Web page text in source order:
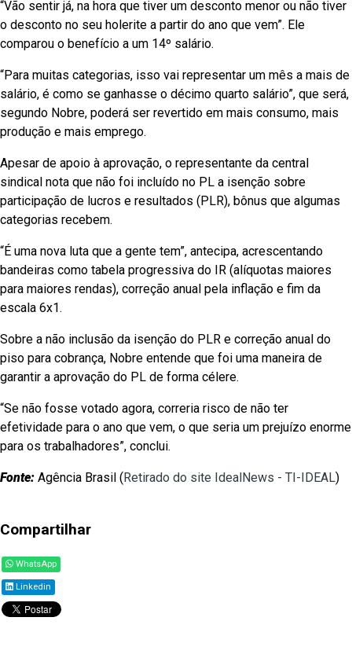
“Vão sentir já, na hora que tiver um desconto menor ou não tiver
o desconto no seu holerite a partir do ano que vem”. Ele
comparou o benefício a um 14º salário.
“Para muitas categorias, isso vai representar um mês a mais de
salário, é como se ganhasse o décimo quarto salário”, que será,
segundo Nobre, poderá ser revertido em mais consumo, mais
produção e mais emprego.
Apesar de apoio à aprovação, o representante da central
sindical nota que não foi incluído no PL a isenção sobre
participação de lucros e resultados (PLR), bônus que algumas
categorias recebem.
“É uma nova luta que a gente tem”, antecipa, acrescentando
bandeiras como tabela progressiva do IR (alíquotas maiores
para maiores rendas), correção anual pela inflação e fim da
escala 6x1.
Sobre a não inclusão da isenção do PLR e correção anual do
piso para cobrança, Nobre entende que foi uma maneira de
garantir a aprovação do PL de forma célere.
“Se não fosse votado agora, correria risco de não ter
efetividade para o ano que vem, o que seria um prejuízo enorme
para os trabalhadores”, conclui.
Fonte: Agência Brasil (Retirado do site IdealNews - TI-IDEAL)
Compartilhar
WhatsApp
Linkedin